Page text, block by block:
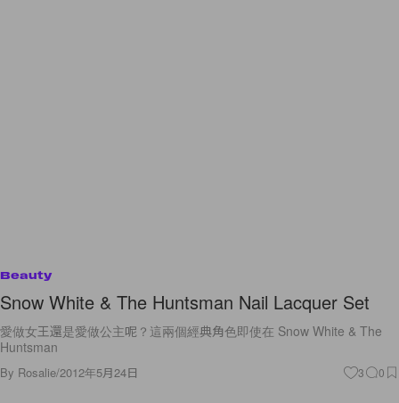
Beauty
Snow White & The Huntsman Nail Lacquer Set
愛做女王還是愛做公主呢？這兩個經典角色即使在 Snow White & The
Huntsman
By Rosalie/2012年5月24日 3 0